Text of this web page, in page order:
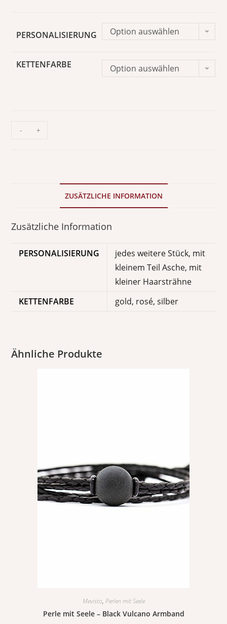
PERSONALISIERUNG Option auswählen
KETTENFARBE Option auswählen
- +
ZUSÄTZLICHE INFORMATION
Zusätzliche Information
PERSONALISIERUNG
jedes weitere Stück, mit
kleinem Teil Asche, mit
kleiner Haarsträhne
KETTENFARBE
gold, rosé, silber
Ähnliche Produkte
Mevisto, Perlen mit Seele
Perle mit Seele – Black Vulcano Armband